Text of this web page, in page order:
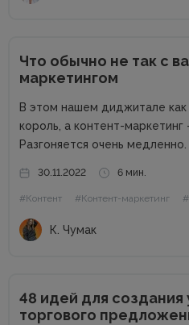
Что обычно не так с
маркетингом
В этом нашем диджитале как
король, а контент-маркетинг
Разгоняется очень
просто тратить деньги.» Вообще не факт, что взлетит.
«Поэтому...
30.11.2022 6 мин.
#Контент #Контент-маркетинг
К. Чумак
48 идей для создания
торгового